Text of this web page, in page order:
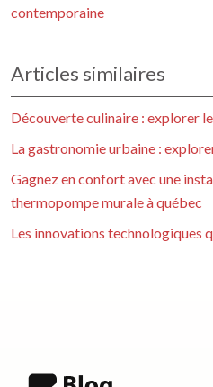
contemporaine
Articles similaires
Découverte culinaire : explorer
La gastronomie urbaine :
Gagnez en confort avec une
thermopompe murale à québec
Les innovations technologiques